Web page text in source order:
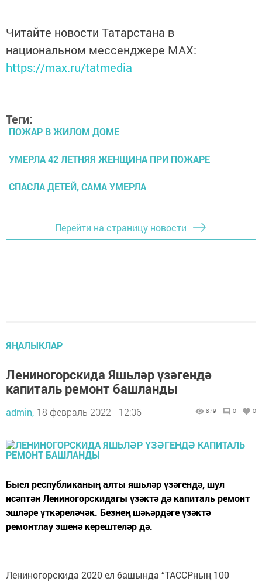
Читайте новости Татарстана в
национальном мессенджере MАХ:
https://max.ru/tatmedia
Теги:
ПОЖАР В ЖИЛОМ ДОМЕ
УМЕРЛА 42 ЛЕТНЯЯ ЖЕНЩИНА ПРИ ПОЖАРЕ
СПАСЛА ДЕТЕЙ, САМА УМЕРЛА
Перейти на страницу новости
ЯҢАЛЫКЛАР
Лениногорскида Яшьләр үзәгендә
капиталь ремонт башланды
admin, 18 февраль 2022 - 12:06 879 0 0
Быел республиканың алты яшьләр үзәгендә, шул
исәптән Лениногорскидагы үзәктә дә капиталь ремонт
эшләре үткәреләчәк. Безнең шәһәрдәге үзәктә
ремонтлау эшенә керештеләр дә.
Лениногорскида 2020 ел башында “ТАССРның 100